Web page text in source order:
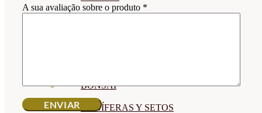
BONSAI
CONÍFERAS Y SETOS
A sua avaliação sobre o produto *